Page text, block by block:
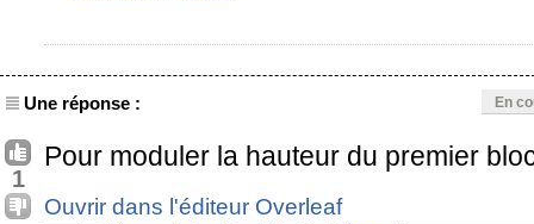
Une réponse : En
1
Pour moduler la hauteur du premier
Ouvrir dans l'éditeur Overleaf